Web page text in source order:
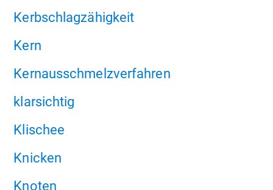
Kerbschlagzähigkeit
Kern
Kernausschmelzverfahren
klarsichtig
Klischee
Knicken
Knoten